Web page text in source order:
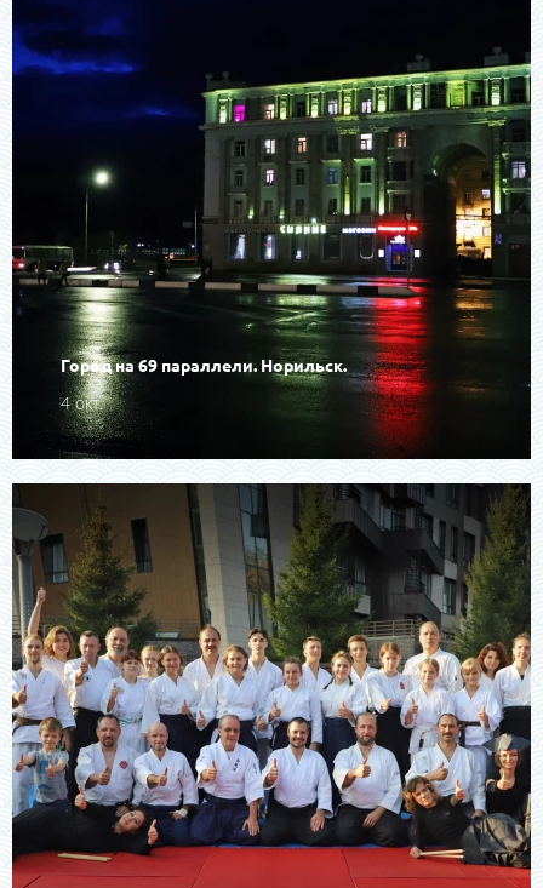
Город на 69 параллели. Норильск.
4 окт.